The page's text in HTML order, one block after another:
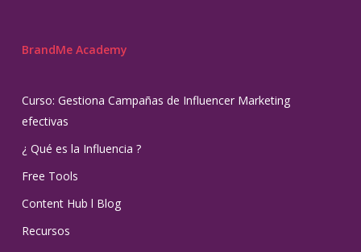
BrandMe Academy
Curso: Gestiona Campañas de Influencer Marketing
efectivas
¿ Qué es la Influencia ?
Free Tools
Content Hub l Blog
Recursos